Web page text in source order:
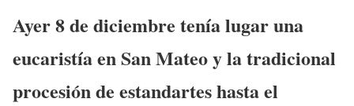
Ayer 8 de diciembre tenía lugar una
eucaristía en San Mateo y la tradicional
procesión de estandartes hasta el